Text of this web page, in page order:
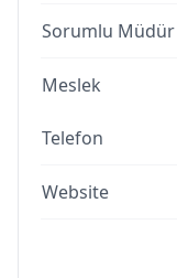
Sorumlu Müdür
Meslek
Telefon
Website